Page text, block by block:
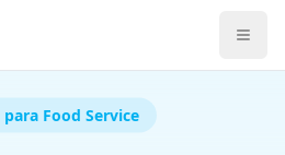
PDV, ERP e gestão para food
de software para o
cafeterias, pizzarias,
Food Service